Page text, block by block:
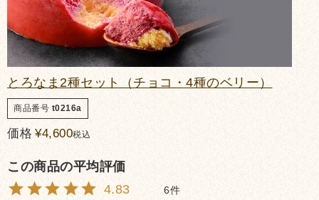
とろなま2種セット（チョコ・4種のベリー）
商品番号 t0216a
価格 ¥4,600税込
4.83 6